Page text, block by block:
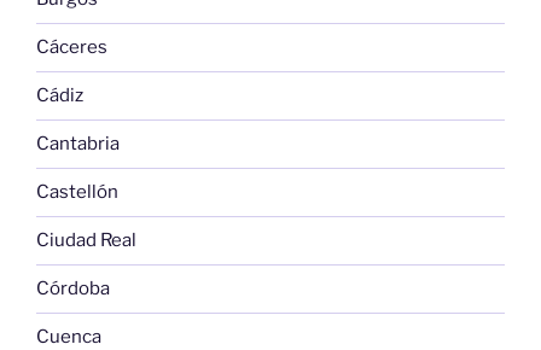
Cáceres
Cádiz
Cantabria
Castellón
Ciudad Real
Córdoba
Cuenca